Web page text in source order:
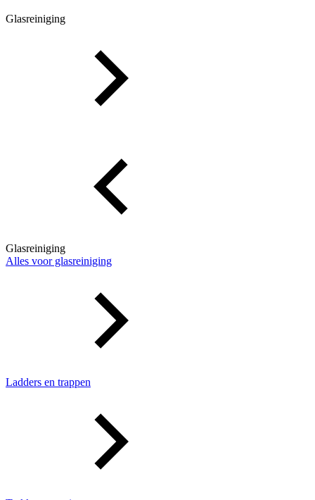
Glasreiniging
Glasreiniging
Alles voor glasreiniging
Ladders en trappen